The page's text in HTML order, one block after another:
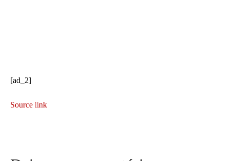
[ad_2]
Source link